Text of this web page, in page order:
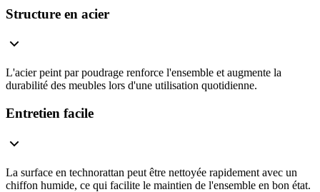
Structure en acier
L'acier peint par poudrage renforce l'ensemble et augmente la
durabilité des meubles lors d'une utilisation quotidienne.
Entretien facile
La surface en technorattan peut être nettoyée rapidement avec un
chiffon humide, ce qui facilite le maintien de l'ensemble en bon état.